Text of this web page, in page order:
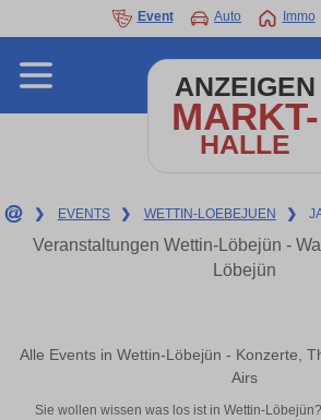
Event Auto Immo
ANZEIGEN
MARKT-
HALLE
❯ EVENTS ❯ WETTIN-LOEBEJUEN ❯
Veranstaltungen Wettin-Löbejün -
Löbejün
Alle Events in Wettin-Löbejün - Konzerte,
Airs
Sie wollen wissen was los ist in Wettin-